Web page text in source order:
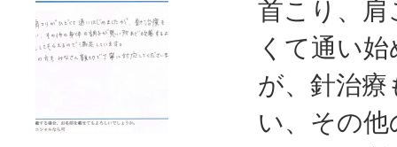
首こり、
くて通い
が、針治
い、その